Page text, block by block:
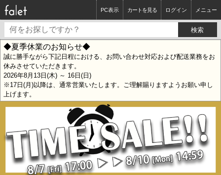
ログイン メニュー
カートを見る
PC表示
◆夏季休業のお知らせ◆
誠に勝手ながら下記日程における、お問い合わせ対応および配送業務をお
休みさせていただきます。
2026年8月13日(木) ～ 16日(日)
※17日(月)以降は、通常営業いたします。ご理解賜りますようお願い申し
上げます。